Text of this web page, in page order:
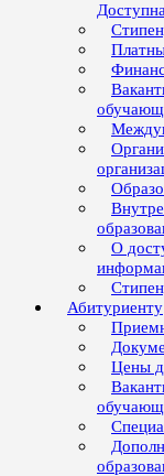
О
Абитуриенту
Цены